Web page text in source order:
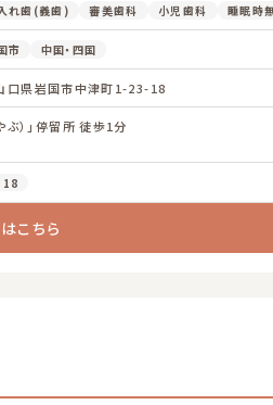
れ歯(義歯) 審美歯科 小児歯科 睡眠時
市 中国・四国
口県岩国市中津町1-23-18
ぶ）」停留所 徒歩1分
こちら